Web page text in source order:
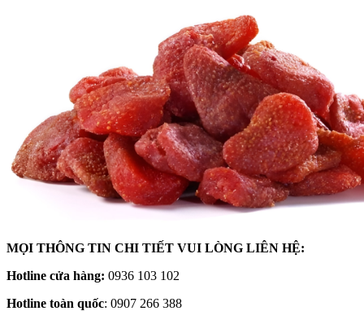
MỌI THÔNG TIN CHI TIẾT VUI LÒNG LIÊN HỆ:
Hotline cửa hàng: 0936 103 102
Hotline toàn quốc: 0907 266 388